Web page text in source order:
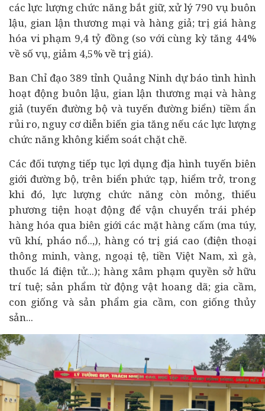
các lực lượng chức năng bắt giữ, xử lý 790 vụ buôn
lậu, gian lận thương mại và hàng giả; trị giá hàng
hóa vi phạm 9,4 tỷ đồng (so với cùng kỳ tăng 44%
về số vụ, giảm 4,5% về trị giá).
Ban Chỉ đạo 389 tỉnh Quảng Ninh dự báo tình hình
hoạt động buôn lậu, gian lận thương mại và hàng
giả (tuyến đường bộ và tuyến đường biển) tiềm ẩn
rủi ro, nguy cơ diễn biến gia tăng nếu các lực lượng
chức năng không kiểm soát chặt chẽ.
Các đối tượng tiếp tục lợi dụng địa hình tuyến biên
giới đường bộ, trên biển phức tạp, hiểm trở, trong
khi đó, lực lượng chức năng còn mỏng, thiếu
phương tiện hoạt động để vận chuyển trái phép
hàng hóa qua biên giới các mặt hàng cấm (ma túy,
vũ khí, pháo nổ..,), hàng có trị giá cao (điện thoại
thông minh, vàng, ngoại tệ, tiền Việt Nam, xì gà,
thuốc lá điện tử...); hàng xâm phạm quyền sở hữu
trí tuệ; sản phẩm từ động vật hoang dã; gia cầm,
con giống và sản phẩm gia cầm, con giống thủy
sản...